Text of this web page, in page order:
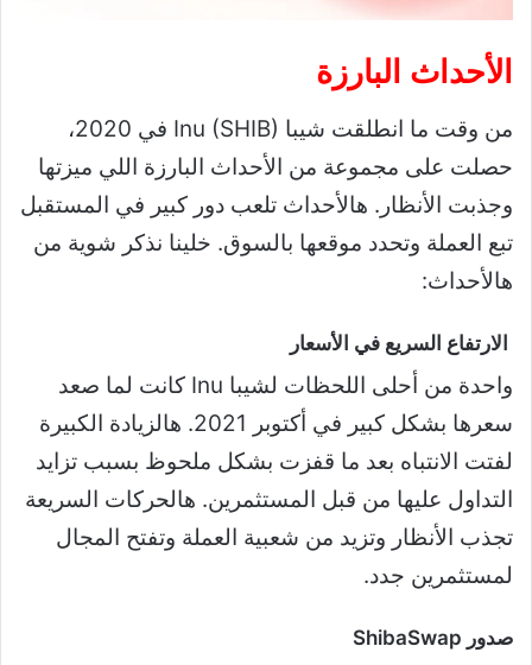
الأحداث البارزة
من وقت ما انطلقت شيبا Inu (SHIB) في 2020،
حصلت على مجموعة من الأحداث البارزة اللي ميزتها
وجذبت الأنظار. هالأحداث تلعب دور كبير في المستقبل
تبع العملة وتحدد موقعها بالسوق. خلينا نذكر شوية من
هالأحداث:
الارتفاع السريع في الأسعار
واحدة من أحلى اللحظات لشيبا Inu كانت لما صعد
سعرها بشكل كبير في أكتوبر 2021. هالزيادة الكبيرة
لفتت الانتباه بعد ما قفزت بشكل ملحوظ بسبب تزايد
التداول عليها من قبل المستثمرين. هالحركات السريعة
تجذب الأنظار وتزيد من شعبية العملة وتفتح المجال
لمستثمرين جدد.
صدور ShibaSwap